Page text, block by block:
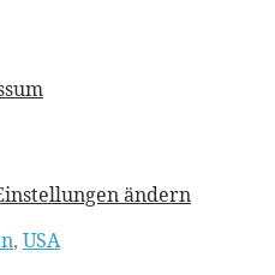
ändern
, USA